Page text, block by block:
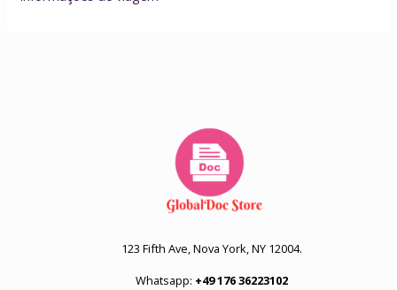
123 Fifth Ave, Nova York, NY 12004.
Whatsapp: +49 176 36223102